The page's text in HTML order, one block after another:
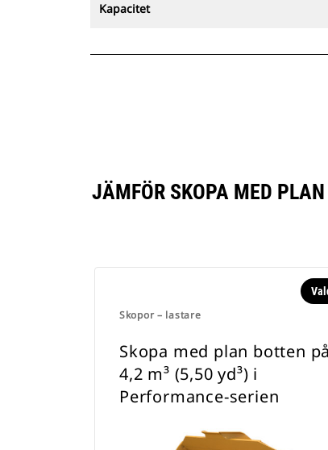
Kapacitet
JÄMFÖR SKOPA MED
Skopor – lastare
Skopa med plan botten på
4,2 m³ (5,50 yd³) i
Performance-serien